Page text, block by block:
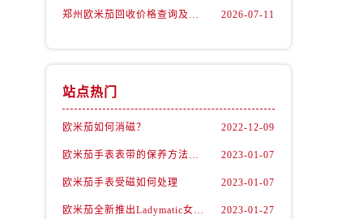
郑州欧米茄回收价格查询及各大平台实测排行(2026年7月最新数据) 2026-07-11
站点热门
欧米茄如何消磁？ 2022-12-09
欧米茄手表表带的保养方法有哪些？ 2023-01-07
欧米茄手表受磁如何处理 2023-01-07
欧米茄全新推出Ladymatic女表系列腕表 2023-01-27